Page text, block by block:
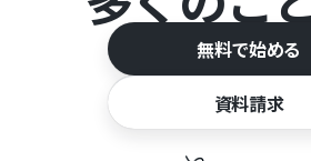
無料で始める
資料請求